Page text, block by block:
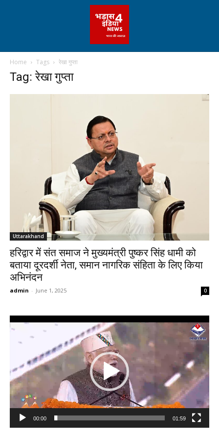
Home Tags रेखा गुप्ता
Tag: रेखा गुप्ता
Uttarakhand
हरिद्वार में संत समाज ने मुख्यमंत्री पुष्कर सिंह धामी को
बताया दूरदर्शी नेता, समान नागरिक संहिता के लिए किया
अभिनंदन
admin - June 1, 2025 0
Player
00:00 01:59